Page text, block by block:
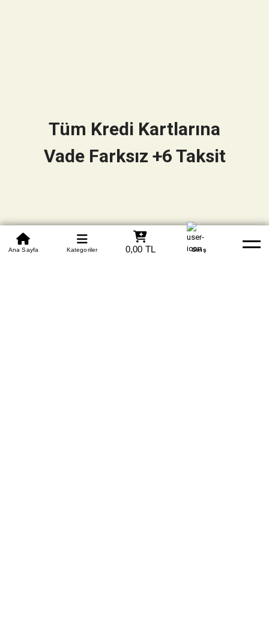
0850 305 09 70
Beden Tablosu Banka Hesapları Whatsapp Yardım
Ana Sayfa Kategoriler 0,00 TL Giriş
Tüm Kredi Kartlarına
Vade Farksız +6 Taksit